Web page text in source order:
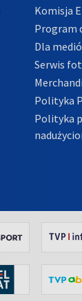
Komisja
Program
Dla
Serwis
Polityka
Polityka